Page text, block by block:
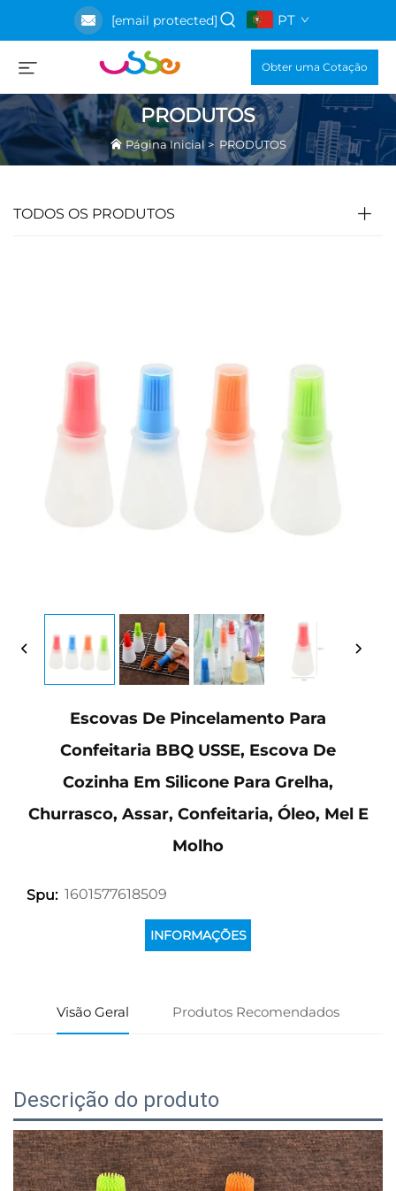
[email protected] PT
Obter uma Cotação
PRODUTOS
Página Inicial> PRODUTOS
TODOS OS PRODUTOS
Escovas De Pincelamento Para
Confeitaria BBQ USSE, Escova De
Cozinha Em Silicone Para Grelha,
Churrasco, Assar, Confeitaria, Óleo, Mel E
Molho
Spu: 1601577618509
INFORMAÇÕES
Visão Geral Produtos Recomendados
Descrição do produto